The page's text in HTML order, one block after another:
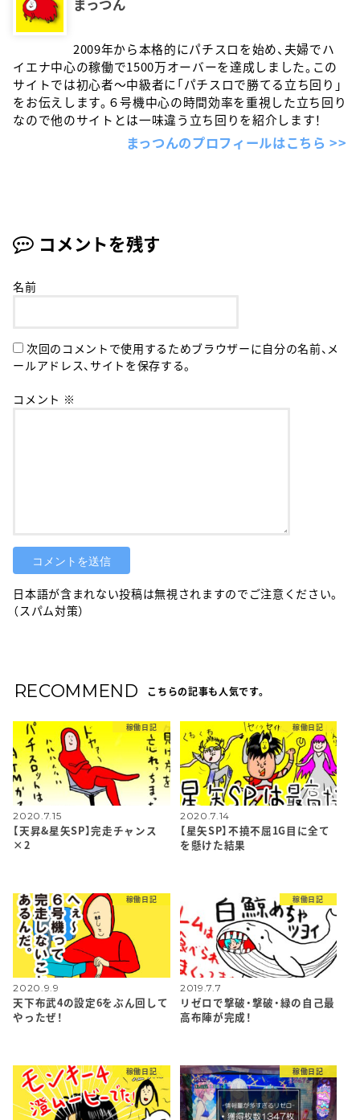
2009年から本格的にパチスロを始め、夫婦でハ
イエナ中心の稼働で1500万オーバーを達成しました。この
サイトでは初心者〜中級者に「パチスロで勝てる立ち回り」
をお伝えします。６号機中心の時間効率を重視した立ち回り
なので他のサイトとは一味違う立ち回りを紹介します！
まっつんのプロフィールはこちら >>
コメントを残す
名前
次回のコメントで使用するためブラウザーに自分の名前、メ
ールアドレス、サイトを保存する。
コメント ※
日本語が含まれない投稿は無視されますのでご注意ください。
（スパム対策）
RECOMMEND こちらの記事も人気です。
稼働日記
2020.7.15
【天昇&星矢SP】完走チャンス
×2
稼働日記
2020.7.14
【星矢SP】不撓不屈1G目に全て
を懸けた結果
稼働日記
2020.9.9
天下布武4の設定6をぶん回して
やったぜ！
稼働日記
2019.7.7
リゼロで撃破・撃破・緑の自己最
高布陣が完成！
稼働日記 稼働日記